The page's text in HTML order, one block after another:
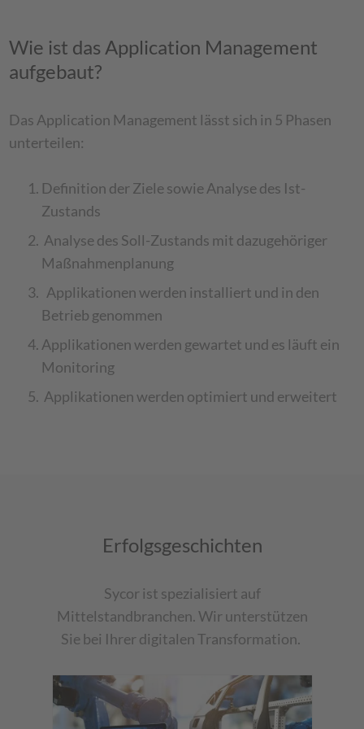
Wie ist das Application Management
aufgebaut?
Das Application Management lässt sich in 5 Phasen
unterteilen:
Definition der Ziele sowie Analyse des Ist-
Zustands
Analyse des Soll-Zustands mit dazugehöriger
Maßnahmenplanung
Applikationen werden installiert und in den
Betrieb genommen
Applikationen werden gewartet und es läuft ein
Monitoring
Applikationen werden optimiert und erweitert
Erfolgsgeschichten
Sycorist spezialisiert auf
Mittelstandbranchen. Wir unterstützen
Sie bei Ihrer digitalen Transformation.